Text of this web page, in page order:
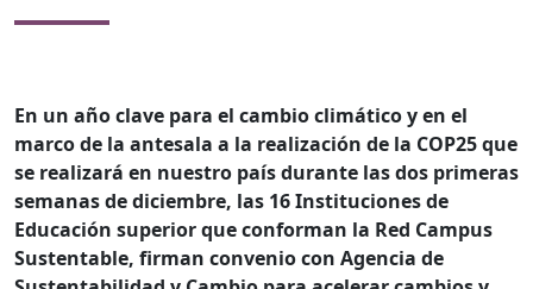
En un año clave para el cambio climático y en el
marco de la antesala a la realización de la COP25 que
se realizará en nuestro país durante las dos primeras
semanas de diciembre, las 16 Instituciones de
Educación superior que conforman la Red Campus
Sustentable, firman convenio con Agencia de